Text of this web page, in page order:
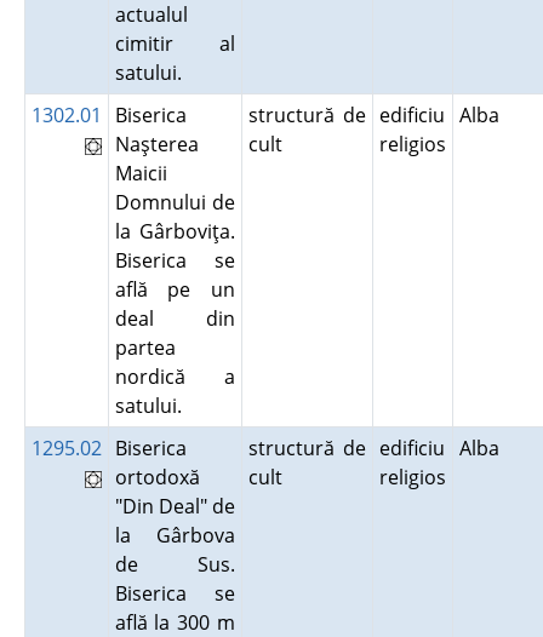
actualul
cimitir al
satului.
1302.01
Biserica
Naşterea
Maicii
Domnului de
la Gârboviţa.
Biserica se
află pe un
deal din
partea
nordică a
satului.
structură de
cult
edificiu
religios
Alba
1295.02 Biserica
ortodoxă
"Din Deal" de
la Gârbova
de Sus.
Biserica se
află la 300 m
structură de
cult
edificiu
religios
Alba